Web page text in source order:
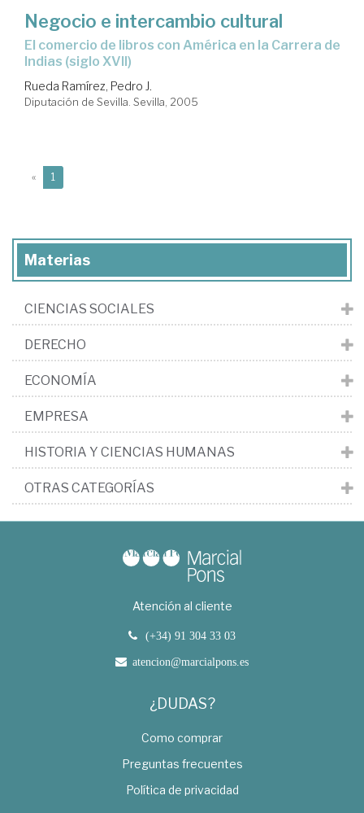
Negocio e intercambio cultural
el comercio de libros con América en la Carrera de
Indias (siglo XVII)
Rueda Ramírez, Pedro J.
Diputación de Sevilla. Sevilla, 2005
« 1
Materias
CIENCIAS SOCIALES
DERECHO
ECONOMÍA
EMPRESA
HISTORIA Y CIENCIAS HUMANAS
OTRAS CATEGORÍAS
Atención al cliente
(+34) 91 304 33 03
atencion@marcialpons.es
¿DUDAS?
Como comprar
Preguntas frecuentes
Política de privacidad